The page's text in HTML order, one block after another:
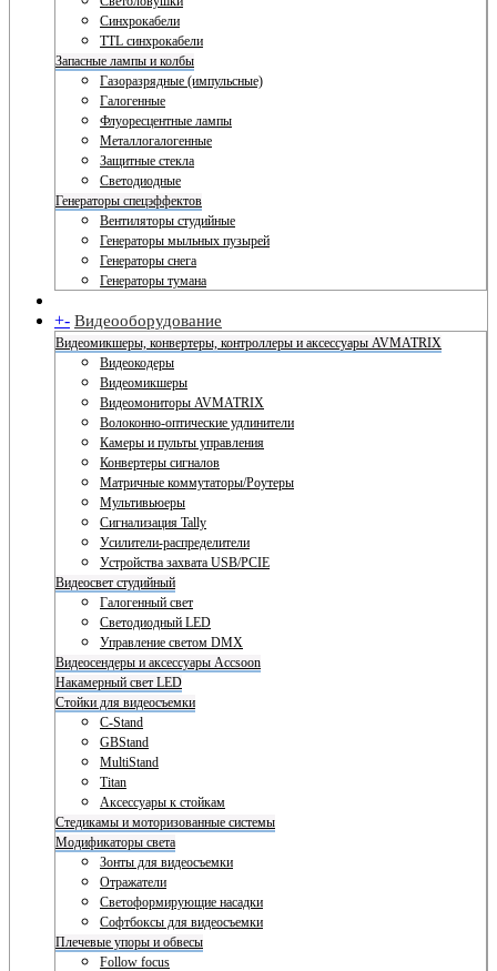
Синхрокабели
TTL синхрокабели
Запасные лампы и колбы
Газоразрядные (импульсные)
Галогенные
Флуоресцентные лампы
Металлогалогенные
Защитные стекла
Светодиодные
Генераторы спецэффектов
Вентиляторы студийные
Генераторы мыльных пузырей
Генераторы снега
Генераторы тумана
+- Видеооборудование
Видеомикшеры, конвертеры, контроллеры и аксессуары AVMATRIX
Видеокодеры
Видеомикшеры
Видеомониторы AVMATRIX
Волоконно-оптические удлинители
Камеры и пульты управления
Конвертеры сигналов
Матричные коммутаторы/Роутеры
Мультивьюеры
Сигнализация Tally
Усилители-распределители
Устройства захвата USB/PCIE
Видеосвет студийный
Галогенный свет
Светодиодный LED
Управление светом DMX
Видеосендеры и аксессуары Accsoon
Накамерный свет LED
Стойки для видеосъемки
C-Stand
GBStand
MultiStand
Titan
Аксессуары к стойкам
Стедикамы и моторизованные системы
Модификаторы света
Зонты для видеосъемки
Отражатели
Светоформирующие насадки
Софтбоксы для видеосъемки
Плечевые упоры и обвесы
Follow focus